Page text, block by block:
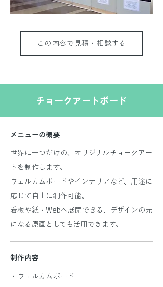
この内容で見積・相談する
チョークアートボード
メニューの概要
世界に一つだけの、オリジナルチョークアー
トを制作します。
ウェルカムボードやインテリアなど、用途に
応じて自由に制作可能。
看板や紙・Webへ展開できる、デザインの元
になる原画としても活用できます。
制作内容
・ウェルカムボード